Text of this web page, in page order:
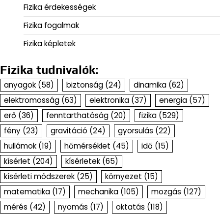
Fizika érdekességek
Fizika fogalmak
Fizika képletek
Fizika tudnivalók:
anyagok (58) biztonság (24) dinamika (62)
elektromosság (63) elektronika (37) energia (57)
erő (36) fenntarthatóság (20) fizika (529)
fény (23) gravitáció (24) gyorsulás (22)
hullámok (19) hőmérséklet (45) idő (15)
kísérlet (204) kísérletek (65)
kísérleti módszerek (25) környezet (15)
matematika (17) mechanika (105) mozgás (127)
mérés (42) nyomás (17) oktatás (118)